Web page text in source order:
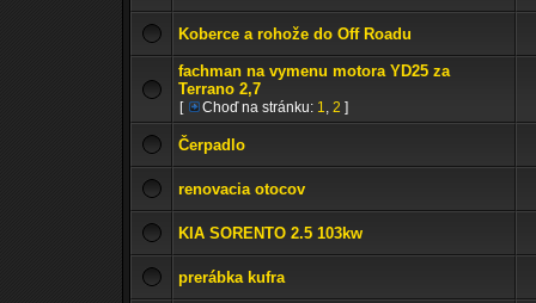
Koberce a rohože do Off Roadu
fachman na vymenu motora YD25 za
Terrano 2,7
[ Choď na stránku: 1, 2 ]
Čerpadlo
renovacia otocov
KIA SORENTO 2.5 103kw
prerábka kufra